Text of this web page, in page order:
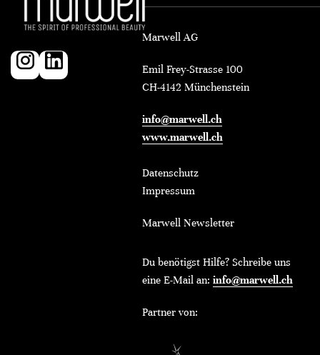
Marwell AG
Emil Frey-Strasse 100
CH-4142 Münchenstein
info@marwell.ch
www.marwell.ch
Datenschutz
Impressum
Marwell Newsletter
Du benötigst Hilfe? Schreibe uns
eine E-Mail an: info@marwell.ch
Partner von: